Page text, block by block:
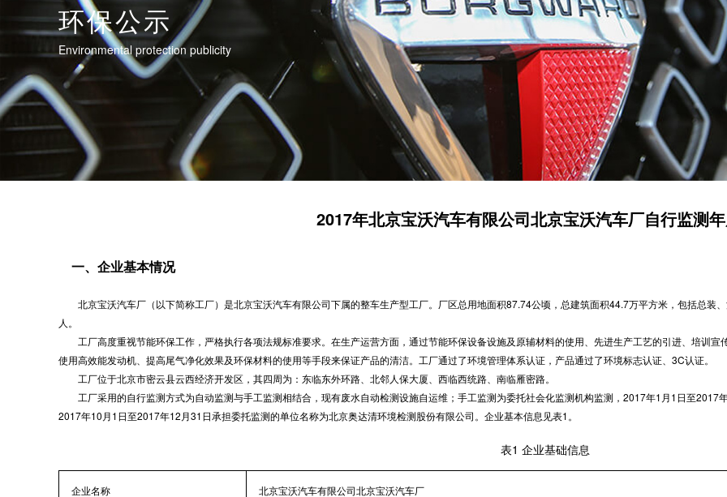
环保公示
Environmental protection publicity
2017年北京宝沃汽车有限公司北京宝沃汽车厂自行监测
一、企业基本情况
北京宝沃汽车厂（以下简称工厂）是北京宝沃汽车有限公司下属的整车生产型工厂。厂区总用地面积87.74公顷，总建筑面积44.7万平方米，包括总装
人。
工厂高度重视节能环保工作，严格执行各项法规标准要求。在生产运营方面，通过节能环保设备设施及原辅材料的使用、先进生产工艺的引进、培训宣
使用高效能发动机、提高尾气净化效果及环保材料的使用等手段来保证产品的清洁。工厂通过了环境管理体系认证，产品通过了环境标志认证、3C认证。
工厂位于北京市密云县云西经济开发区，其四周为：东临东外环路、北邻人保大厦、西临西统路、南临雁密路。
工厂采用的自行监测方式为自动监测与手工监测相结合，现有废水自动检测设施自运维；手工监测为委托社会化监测机构监测，2017年1月1日至2017
2017年10月1日至2017年12月31日承担委托监测的单位名称为北京奥达清环境检测股份有限公司。企业基本信息见表1。
表1 企业基础信息
企业名称 北京宝沃汽车有限公司北京宝沃汽车厂